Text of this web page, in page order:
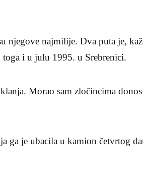
njegove najmilije. Dva puta je,
i u julu 1995. u Srebrenici.
Morao sam zločincima
ga je ubacila u kamion četvrtog